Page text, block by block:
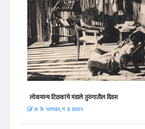
लोकमान्य टिळकांचे मंडाले तुरुंगातील दिवस
अ. के. भागवत, ग. प्र. प्रधान